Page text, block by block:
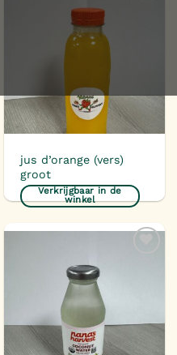
verlanglijst
jus d’orange (vers)
groot
Verkrijgbaar in de
winkel